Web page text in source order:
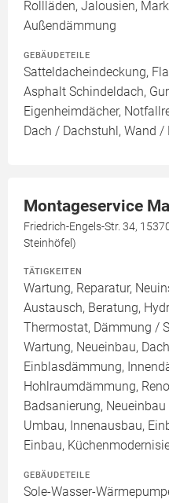
Rollläden, Jalousien,
Außendämmung
GEBÄUDETEILE
Satteldacheindeckung,
Asphalt Schindeldach,
Eigenheimdächer,
Dach / Dachstuhl, Wand /
Montageservice
Friedrich-Engels-Str. 34,
Steinhöfel)
TÄTIGKEITEN
Wartung, Reparatur,
Austausch, Beratung,
Thermostat, Dämmung /
Wartung, Neueinbau,
Einblasdämmung,
Hohlraumdämmung,
Badsanierung,
Umbau, Innenausbau,
Einbau,
GEBÄUDETEILE
Sole-Wasser-